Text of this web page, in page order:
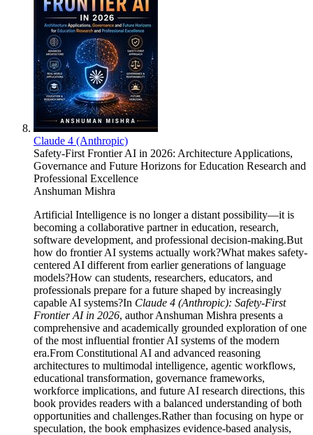
Claude 4 (Anthropic)
Safety-First Frontier AI in 2026: Architecture Applications,
Governance and Future Horizons for Education Research and
Professional Excellence
Anshuman Mishra
Artificial Intelligence is no longer a distant possibility—it is
becoming a collaborative partner in education, research,
software development, and professional decision-making.But
how do frontier AI systems actually work?What makes safety-
centered AI different from earlier generations of language
models?How can students, researchers, educators, and
professionals prepare for a future shaped by increasingly
capable AI systems?In Claude 4 (Anthropic): Safety-First
Frontier AI in 2026, author Anshuman Mishra presents a
comprehensive and academically grounded exploration of one
of the most influential frontier AI systems of the modern
era.From Constitutional AI and advanced reasoning
architectures to multimodal intelligence, agentic workflows,
educational transformation, governance frameworks,
workforce implications, and future AI research directions, this
book provides readers with a balanced understanding of both
opportunities and challenges.Rather than focusing on hype or
speculation, the book emphasizes evidence-based analysis,